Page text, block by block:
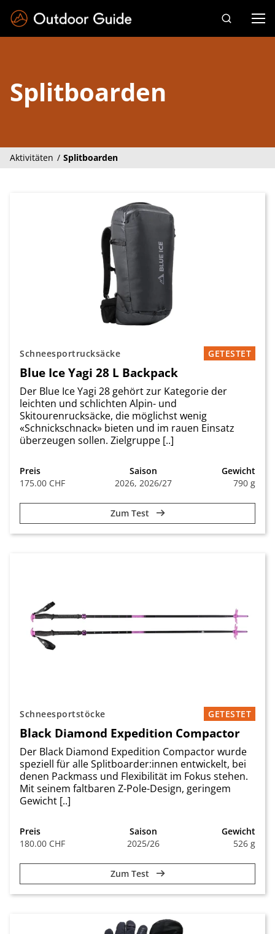
Splitboarden
Aktivitäten Splitboarden
Schneesportrucksäcke GETESTET
Blue Ice Yagi 28 L Backpack
Der Blue Ice Yagi 28 gehört zur Kategorie der
leichten und schlichten Alpin- und
Skitourenrucksäcke, die möglichst wenig
«Schnickschnack» bieten und im rauen Einsatz
überzeugen sollen. Zielgruppe [..]
Preis
175.00 CHF
Saison
2026, 2026/27
Gewicht
790 g
Zum Test
Schneesportstöcke GETESTET
Black Diamond Expedition Compactor
Der Black Diamond Expedition Compactor wurde
speziell für alle Splitboarder:innen entwickelt, bei
denen Packmass und Flexibilität im Fokus stehen.
Mit seinem faltbaren Z-Pole-Design, geringem
Gewicht [..]
Preis
180.00 CHF
Saison
2025/26
Gewicht
526 g
Zum Test